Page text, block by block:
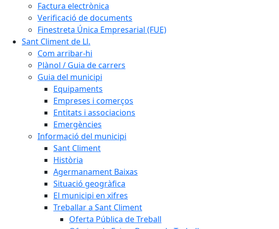
Factura electrònica
Verificació de documents
Finestreta Única Empresarial (FUE)
Sant Climent de Ll.
Com arribar-hi
Plànol / Guia de carrers
Guia del municipi
Equipaments
Empreses i comerços
Entitats i associacions
Emergències
Informació del municipi
Sant Climent
Història
Agermanament Baixas
Situació geogràfica
El municipi en xifres
Treballar a Sant Climent
Oferta Pública de Treball